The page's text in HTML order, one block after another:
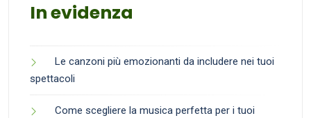
In evidenza
Le canzoni più emozionanti da includere nei tuoi
spettacoli
Come scegliere la musica perfetta per i tuoi